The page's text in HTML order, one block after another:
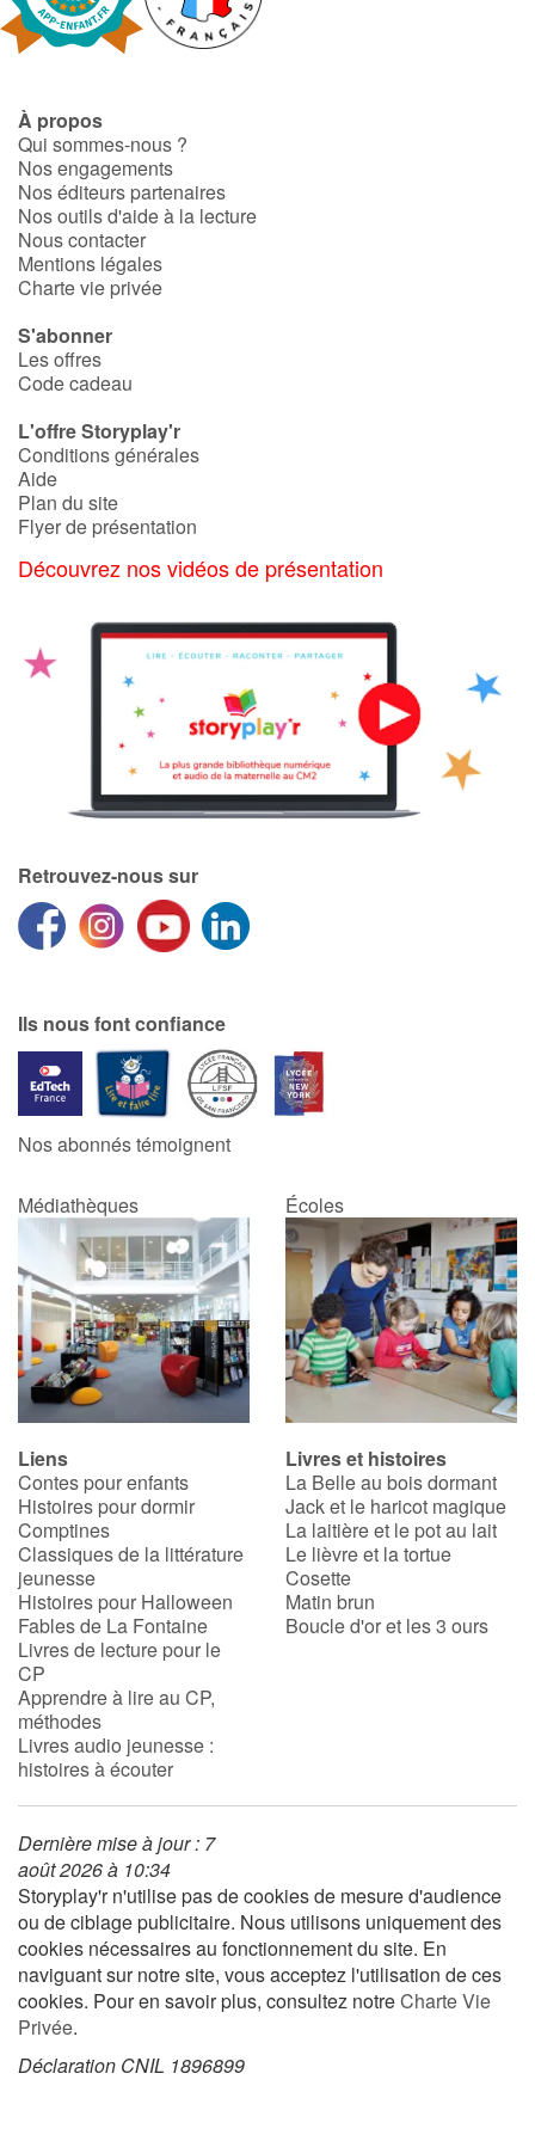
Fable, mythe, littérature et poésie
Ogres, monstres et sorcières
Héroïnes et héros
Écologie, nature, saisons
Les animaux
Voyage, épopée, enquête, aventure
Autour du monde
Apprentissage
Art, espace, activité
En famille
Quotidien et loisirs
Amour et amitié
Sujets de société
Formats et illustrations
Catalogue anglais
Contraste +
Aide
Accueil
Famille
Écoles
Médiathèques
Vidéos & Tutoriaux
Blog
Actualités
Rencontres et témoignages
Contes d'ici et d'ailleurs
Autour de la lecture
Apprendre à lire
Livre audio
À propos
Qui sommes-nous ?
Nos engagements
Nos éditeurs partenaires
Nos outils d'aide à la lecture
Nous contacter
Mentions légales
Charte vie privée
S'abonner
Les offres
Code cadeau
L'offre Storyplay'r
Conditions générales
Aide
Plan du site
Flyer de présentation
Découvrez nos vidéos de présentation
Retrouvez-nous sur
Ils nous font confiance
Nos abonnés témoignent
Médiathèques Écoles
Liens
Contes pour enfants
Histoires pour dormir
Comptines
Classiques de la littérature
jeunesse
Histoires pour Halloween
Fables de La Fontaine
Livres de lecture pour le
CP
Apprendre à lire au CP,
méthodes
Livres audio jeunesse :
histoires à écouter
Livres et histoires
La Belle au bois dormant
Jack et le haricot magique
La laitière et le pot au lait
Le lièvre et la tortue
Cosette
Matin brun
Boucle d'or et les 3 ours
Dernière mise à jour : 7
août 2026 à 10:34
Storyplay'r n'utilise pas de cookies de mesure d'audience
ou de ciblage publicitaire. Nous utilisons uniquement des
cookies nécessaires au fonctionnement du site. En
naviguant sur notre site, vous acceptez l'utilisation de ces
cookies. Pour en savoir plus, consultez notreCharte Vie
Privée.
Déclaration CNIL 1896899